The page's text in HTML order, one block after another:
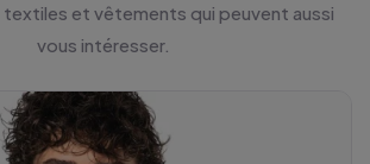
et vêtements qui peuvent aussi
vous intéresser.